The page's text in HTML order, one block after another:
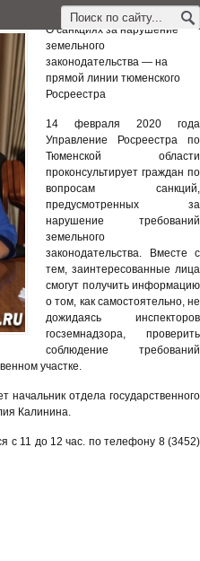
О санкциях за нарушение
земельного
законодательства — на
прямой линии тюменского
Росреестра
14 февраля 2020 года
Управление Росреестра по
Тюменской области
проконсультирует граждан по
вопросам санкций,
предусмотренных за
нарушение требований
земельного
законодательства. Вместе с
тем, заинтересованные лица
смогут получить информацию
о том, как самостоятельно, не
дожидаясь инспекторов
госземнадзора, проверить
соблюдение требований
участке.
отдела государственного
Калинина.
с 11 до 12 час. по телефону 8 (3452)